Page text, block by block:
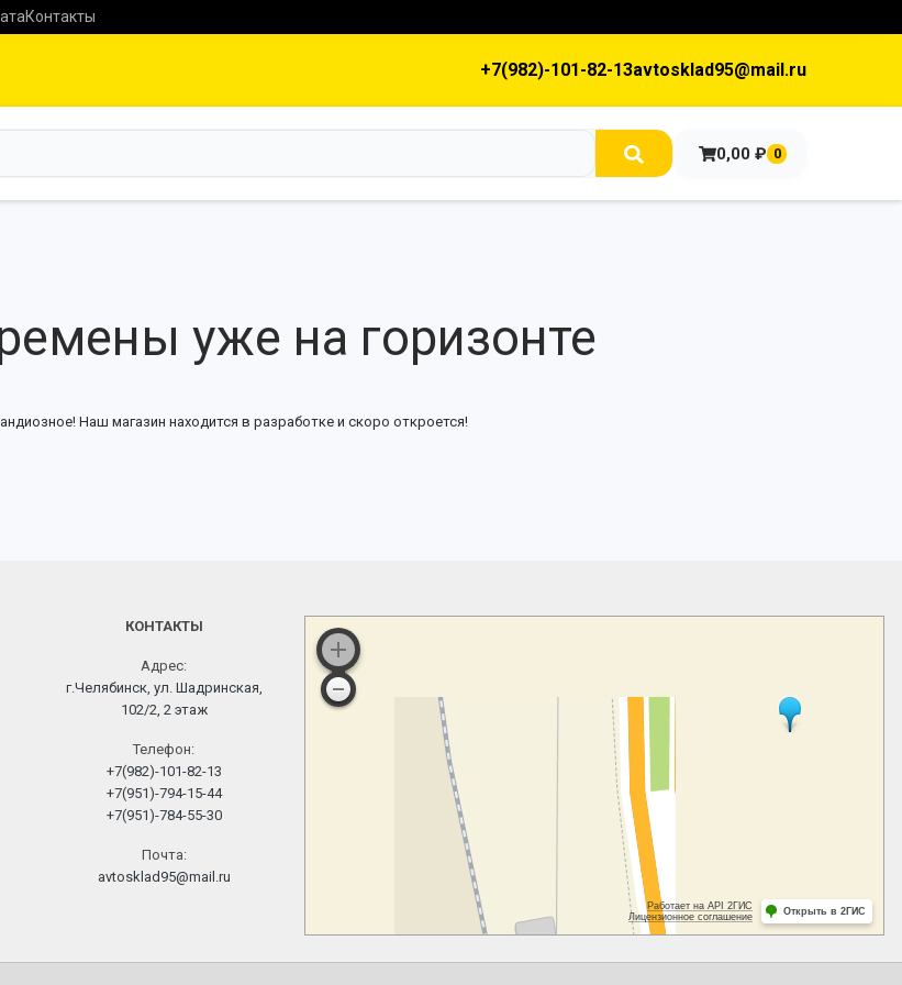
Контакты
+7(982)-101-82-13avtosklad95@mail.ru
0,00 ₽ 0
уже на горизонте
Наш магазин находится в разработке и скоро откроется!
КОНТАКТЫ
Адрес:
г.Челябинск, ул. Шадринская,
102/2, 2 этаж
Телефон:
+7(982)-101-82-13
+7(951)-794-15-44
+7(951)-784-55-30
Почта:
avtosklad95@mail.ru